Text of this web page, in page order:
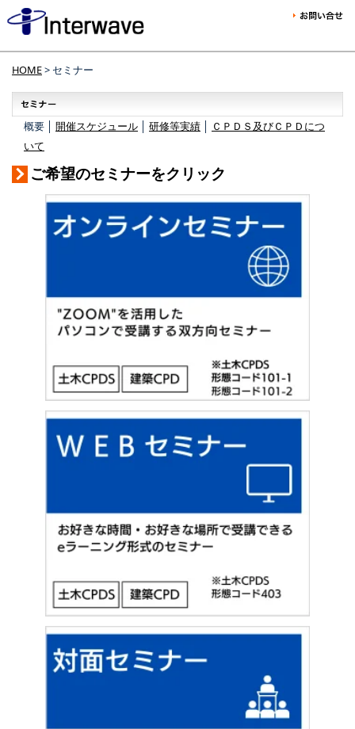
HOME> セミナー
概要 │ 開催スケジュール 研修等実績
ＣＰＤＳ及びＣＰＤにつ
いて
ご希望のセミナーをクリック